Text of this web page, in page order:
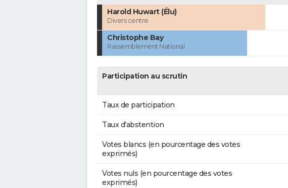
Harold Huwart (Élu)
Divers centre
Christophe Bay
Rassemblement National
Participation au scrutin
Taux de participation
Taux d'abstention
Votes blancs (en pourcentage des votes
exprimés)
Votes nuls (en pourcentage des votes
exprimés)